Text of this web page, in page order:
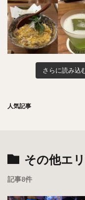
さらに読み込
人気記事
その他エ
記事8件